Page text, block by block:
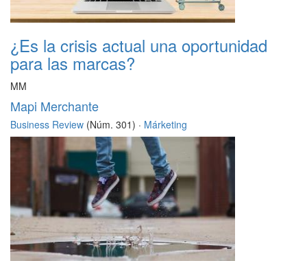
¿Es la crisis actual una oportunidad
para las marcas?
MM
Mapi Merchante
Business Review (Núm. 301) · Márketing